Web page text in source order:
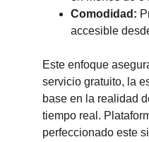
Comodidad:
accesible
Este enfoque
servicio gratuito, la
base en la realidad
tiempo real.
perfeccionado este